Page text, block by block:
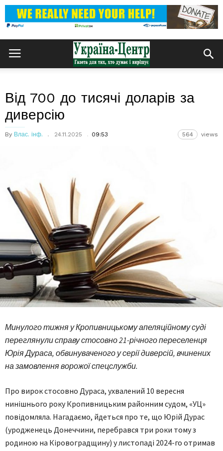
Від 700 до тисячі доларів за
диверсію
By Влас. інф. 24.11.2025 09:53 564 views
Минулого тижня у Кропивницькому апеляційному суді
переглянули справу стосовно 21-річного переселенця
Юрія Дураса, обвинуваченого у серії диверсій, вчинених
на замовлення ворожої спецслужби.
Про вирок стосовно Дураса, ухвалений 10 вересня
нинішнього року Кропивницьким районним судом, «УЦ»
повідомляла. Нагадаємо, йдеться про те, що Юрій Дурас
(уродженець Донеччини, перебрався три роки тому з
родиною на Кіровоградщину) у листопаді 2024-го отримав